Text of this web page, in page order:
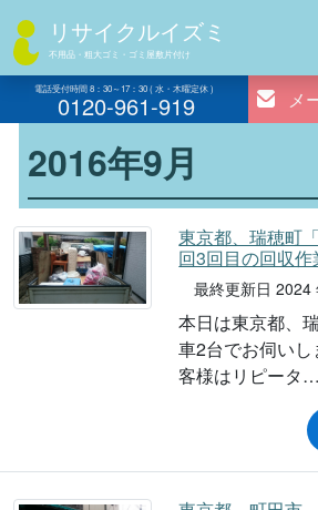
ン
テ
ツ
ッ
リサイクルイズミ
不用品・粗大ゴミ・ゴミ屋敷片付け
電話受付時間 8：30～17：30 ( 水・木曜定休 )
0120-961-919 メ
2016年9月
東京都、瑞穂町
回3回目の回収作
最終更新日 2024
本日は東京都、
車2台でお伺い
客様はリピータ…